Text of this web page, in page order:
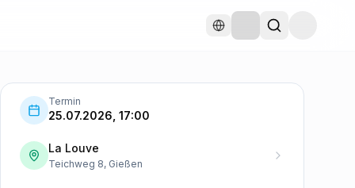
Termin
25.07.2026, 17:00
La Louve
Teichweg 8, Gießen